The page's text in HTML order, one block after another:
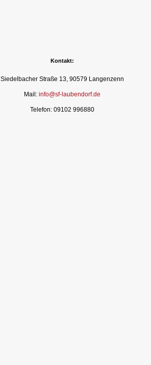
Kontakt:
Siedelbacher Straße 13, 90579 Langenzenn
Mail: info@sf-laubendorf.de
Telefon: 09102 996880